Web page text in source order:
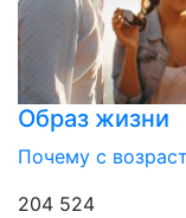
Образ жизни
Почему с
204 524